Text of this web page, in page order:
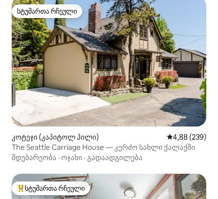
სტუმართა რჩეული
სტუმართა რჩეული
კოტეჯი (კაპიტოლ ჰილი) საშუალო
4,88 (239)
The Seattle Carriage House — კერძო სახლი ქალაქში
მდებარეობა · ოჯახი · გადაადგილება
სტუმართა რჩეული მოწინავე ვარიანტი
სტუმართა რჩეული